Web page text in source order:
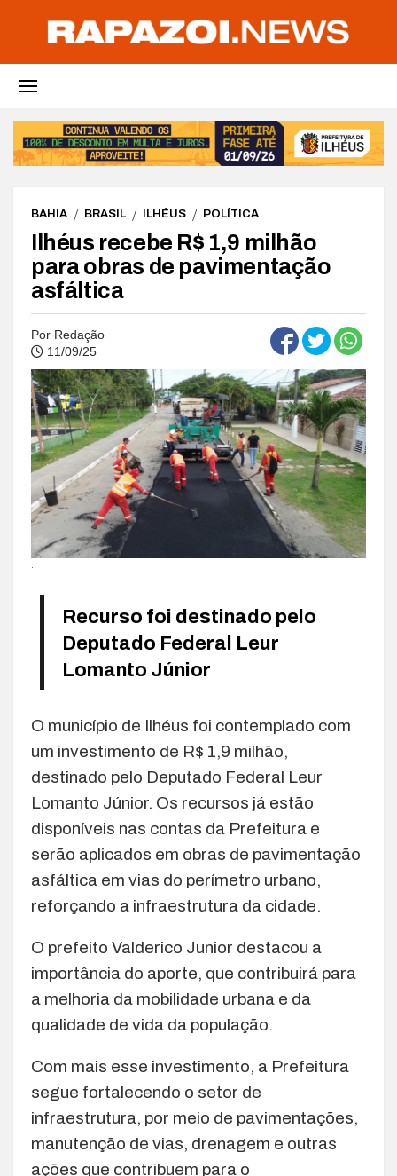
BAHIA BRASIL ILHÉUS POLÍTICA
Ilhéus recebe R$ 1,9 milhão
para obras de pavimentação
asfáltica
Por Redação
11/09/25
Recurso foi destinado pelo
Deputado Federal Leur
Lomanto Júnior
O município de Ilhéus foi contemplado com
um investimento de R$ 1,9 milhão,
destinado pelo Deputado Federal Leur
Lomanto Júnior. Os recursos já estão
disponíveis nas contas da Prefeitura e
serão aplicados em obras de pavimentação
asfáltica em vias do perímetro urbano,
reforçando a infraestrutura da cidade.
O prefeito Valderico Junior destacou a
importância do aporte, que contribuirá para
a melhoria da mobilidade urbana e da
qualidade de vida da população.
Com mais esse investimento, a Prefeitura
segue fortalecendo o setor de
infraestrutura, por meio de pavimentações,
manutenção de vias, drenagem e outras
ações que contribuem para o